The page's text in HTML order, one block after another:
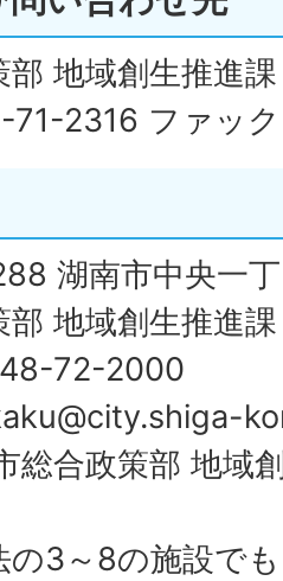
地域創生推進課
71-2316 ファッ
湖南市中央一
地域創生推進課
72-2000
総合政策部 地域
の3～8の施設で